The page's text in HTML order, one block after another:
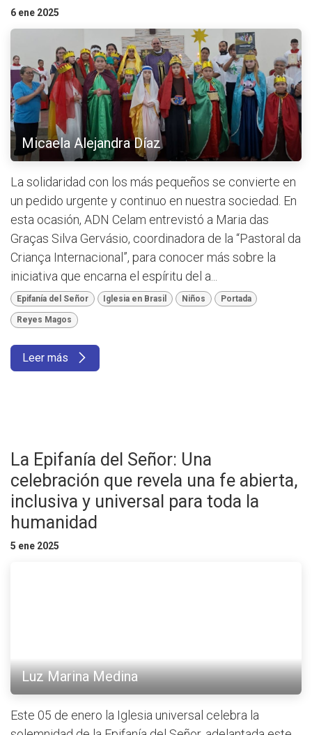
6 ene 2025
Micaela Alejandra Díaz
La solidaridad con los más pequeños se convierte en
un pedido urgente y continuo en nuestra sociedad. En
esta ocasión, ADN Celam entrevistó a Maria das
Graças Silva Gervásio, coordinadora de la “Pastoral da
Criança Internacional”, para conocer más sobre la
iniciativa que encarna el espíritu del a...
Epifanía del Señor Iglesia en Brasil Niños Portada
Reyes Magos
Leer más
La Epifanía del Señor: Una
celebración que revela una fe abierta,
inclusiva y universal para toda la
humanidad
5 ene 2025
Luz Marina Medina
Este 05 de enero la Iglesia universal celebra la